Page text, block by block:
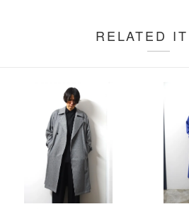
RELATED